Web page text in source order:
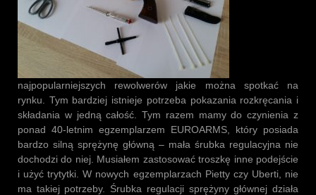
najpopularniejszych rewolwerów jakie można spotkać na
rynku. Tym bardziej istnieje potrzeba pokazania rozkręcania i
składania w jedną całość. Tym razem mamy do czynienia z
ponad 40-letnim egzemplarzem EUROARMS, który posiada
bardzo silną sprężynę główną – mała śrubka regulacyjna nie
dochodzi do niej. Musiałem zastosować troszkę inne podejście
i użyć trytytki. W nowych egzemplarzach Pietty czy Uberti, nie
ma takiej potrzeby. Śrubka regulacji sprężyny głównej działa